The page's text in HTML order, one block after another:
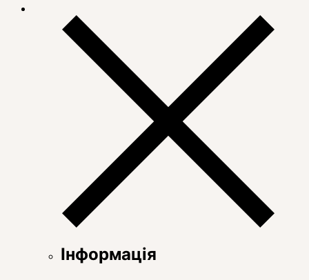
Інформація